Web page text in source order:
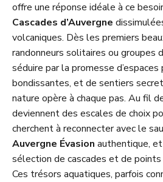
offre une réponse idéale à ce
Cascades d’Auvergne
volcaniques. Dès les premiers
randonneurs solitaires ou groupes
séduire par la promesse d’espaces
bondissantes, et de sentiers
nature opère à chaque pas. Au fil
deviennent des escales de choix
cherchent à reconnecter avec le
Auvergne Évasion authentique,
sélection de cascades et de points
Ces trésors aquatiques, parfois